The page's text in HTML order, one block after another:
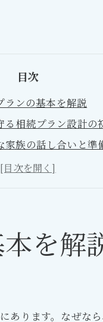
目次
ランの基本を解説
る相続プラン設計の
家族の話し合いと準
基礎知識と資産運用
家族の特徴と対策
を避ける相続準備の
を解
ります。なぜな